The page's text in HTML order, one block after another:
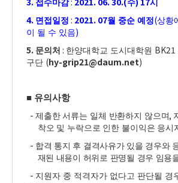
접수마감 수 시
4. 면접일정 : 2021. 07월 중순 예정(상황
이 될 수 있음)
5. 문의처 : 한양대학교 도시대학원 BK21
구단 (hy-grip21@daum.net)
■ 유의사항
- 제출한 서류는 일체 반환하지 않으며 ,
착오 및 누락으로 인한 불이익은 응시
- 합격 통지 후 결격사유가 있을 경우와
재된 내용이 허위로 판명될 경우 임용
- 지원자 중 적격자가 없다고 판단될 경